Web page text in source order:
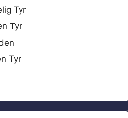
Tyr
Tyr
Tyr